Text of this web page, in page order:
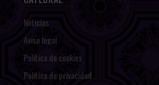
Noticias
Aviso legal
Política de cookies
Política de privacidad